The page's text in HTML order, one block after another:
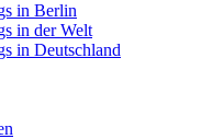
in Berlin
in der Welt
in Deutschland